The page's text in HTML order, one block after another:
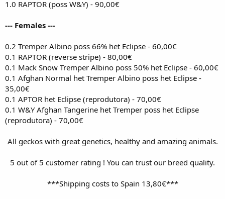
a
1.0 RAPTOR (poss W&Y) - 90,00€
--- Females ---
0.2 Tremper Albino poss 66% het Eclipse - 60,00€
0.1 RAPTOR (reverse stripe) - 80,00€
0.1 Mack Snow Tremper Albino poss 50% het Eclipse - 60,00€
0.1 Afghan Normal het Tremper Albino poss het Eclipse -
35,00€
0.1 APTOR het Eclipse (reprodutora) - 70,00€
0.1 W&Y Afghan Tangerine het Tremper poss het Eclipse
(reprodutora) - 70,00€
All geckos with great genetics, healthy and amazing animals.
5 out of 5 customer rating ! You can trust our breed quality.
***Shipping costs to Spain 13,80€***